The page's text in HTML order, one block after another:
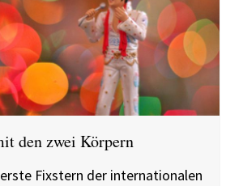
den zwei Körpern
Fixstern der internationalen